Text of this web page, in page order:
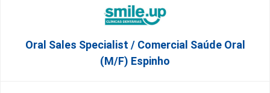
Oral Sales Specialist / Comercial Saúde Oral
(M/F) Espinho